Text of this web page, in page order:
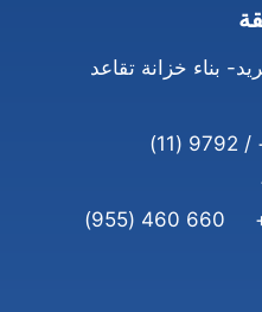
بناء خزانة تقاعد
660 460 (955)